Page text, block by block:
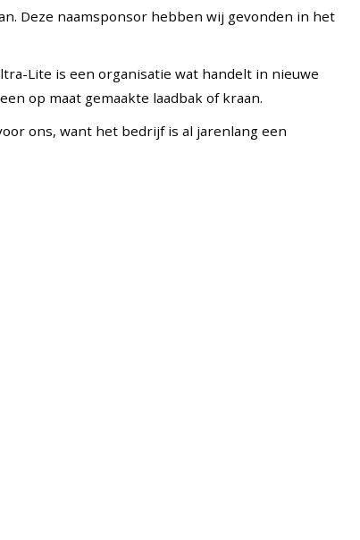
Deze naamsponsor hebben wij gevonden in het
Lite is een organisatie wat handelt in nieuwe
op maat gemaakte laadbak of kraan.
ons, want het bedrijf is al jarenlang een